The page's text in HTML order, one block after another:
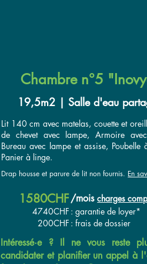
Chambre n°5
19,5m2 | Salle d'eau
Lit 140 cm avec matelas, couette et
de chevet avec lampe, Armoire
Bureau avec lampe et assise, Poubelle
Panier à linge.
Drap housse et parure de lit non fournis.En
1580CHF/moischarges
4740CHF : garantie de loyer*
200CHF : frais de dossier
Intéressé·e ? Il ne vous reste
candidater et planifier un appel à